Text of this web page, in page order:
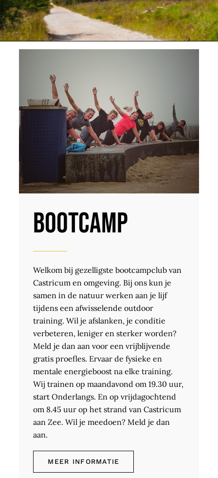
Bootcamp
Welkom bij gezelligste bootcampclub van
Castricum en omgeving. Bij ons kun je
samen in de natuur werken aan je lijf
tijdens een afwisselende outdoor
training. Wil je afslanken, je conditie
verbeteren, leniger en sterker worden?
Meld je dan aan voor een vrijblijvende
gratis proefles. Ervaar de fysieke en
mentale energieboost na elke training.
Wij trainen op maandavond om 19.30 uur,
start Onderlangs. En op vrijdagochtend
om 8.45 uur op het strand van Castricum
aan Zee. Wil je meedoen? Meld je dan
aan.
MEER INFORMATIE